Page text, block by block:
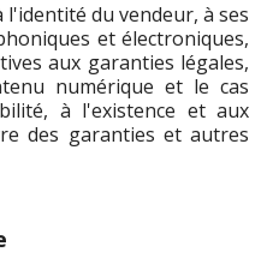
du vendeur, à ses
et électroniques,
aux garanties légales,
numérique et le cas
à l'existence et aux
des garanties et autres